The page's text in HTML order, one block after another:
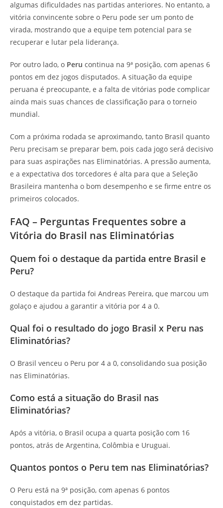
algumas dificuldades nas partidas anteriores. No entanto, a
vitória convincente sobre o Peru pode ser um ponto de
virada, mostrando que a equipe tem potencial para se
recuperar e lutar pela liderança.
Por outro lado, o Peru continua na 9ª posição, com apenas 6
pontos em dez jogos disputados. A situação da equipe
peruana é preocupante, e a falta de vitórias pode complicar
ainda mais suas chances de classificação para o torneio
mundial.
Com a próxima rodada se aproximando, tanto Brasil quanto
Peru precisam se preparar bem, pois cada jogo será decisivo
para suas aspirações nas Eliminatórias. A pressão aumenta,
e a expectativa dos torcedores é alta para que a Seleção
Brasileira mantenha o bom desempenho e se firme entre os
primeiros colocados.
FAQ – Perguntas Frequentes sobre a
Vitória do Brasil nas Eliminatórias
Quem foi o destaque da partida entre Brasil e
Peru?
O destaque da partida foi Andreas Pereira, que marcou um
golaço e ajudou a garantir a vitória por 4 a 0.
Qual foi o resultado do jogo Brasil x Peru nas
Eliminatórias?
O Brasil venceu o Peru por 4 a 0, consolidando sua posição
nas Eliminatórias.
Como está a situação do Brasil nas
Eliminatórias?
Após a vitória, o Brasil ocupa a quarta posição com 16
pontos, atrás de Argentina, Colômbia e Uruguai.
Quantos pontos o Peru tem nas Eliminatórias?
O Peru está na 9ª posição, com apenas 6 pontos
conquistados em dez partidas.